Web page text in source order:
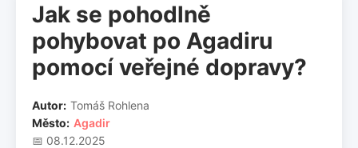
Jak se pohodlně
pohybovat po Agadiru
pomocí veřejné dopravy?
Autor: Tomáš Rohlena
Město: Agadir
📅 08.12.2025